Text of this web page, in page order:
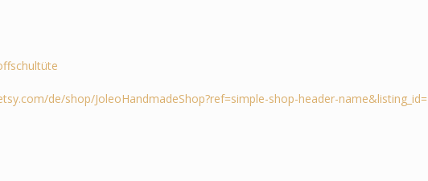
de/shop/JoleoHandmadeShop?ref=simple-shop-header-